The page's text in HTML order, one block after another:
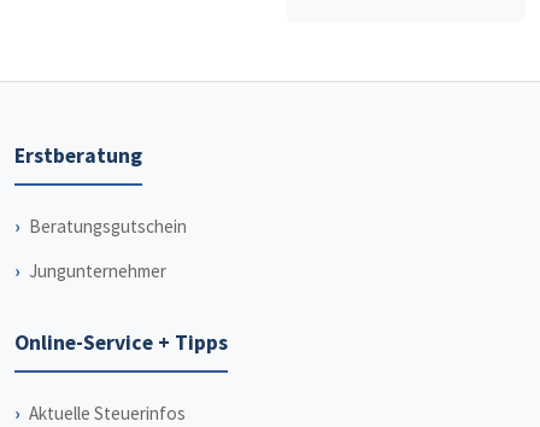
Erstberatung
Beratungsgutschein
Jungunternehmer
Online-Service + Tipps
Aktuelle Steuerinfos